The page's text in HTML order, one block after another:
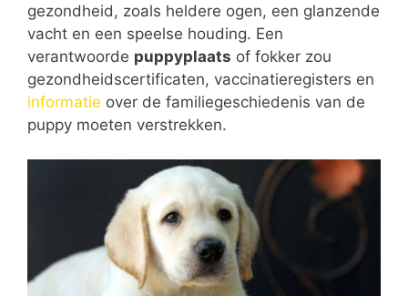
gezondheid, zoals heldere ogen, een glanzende
vacht en een speelse houding. Een
verantwoorde puppyplaats of fokker zou
gezondheidscertificaten, vaccinatieregisters en
informatie over de familiegeschiedenis van de
puppy moeten verstrekken.